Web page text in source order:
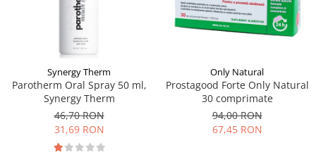
Supliment Vitamina D3
Supliment Vitamina E
Supliment Zinc
Tincturi si Gemoderivate
Tuse gat si respiratie
Vitamine si minerale
Synergy Therm
Parotherm Oral Spray 50 ml,
Synergy Therm
46,70 RON
31,69 RON
Only Natural
Prostagood Forte Only Natural
30 comprimate
94,00 RON
67,45 RON